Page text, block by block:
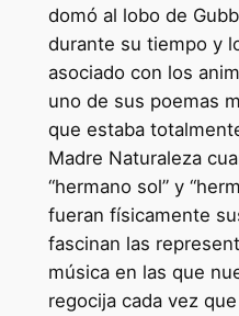
domó al lobo de
durante su tiempo y
asociado con los
uno de sus poemas
que estaba
Madre Naturaleza
“hermano sol” y
fueran físicamente
fascinan las
música en las que
regocija cada vez